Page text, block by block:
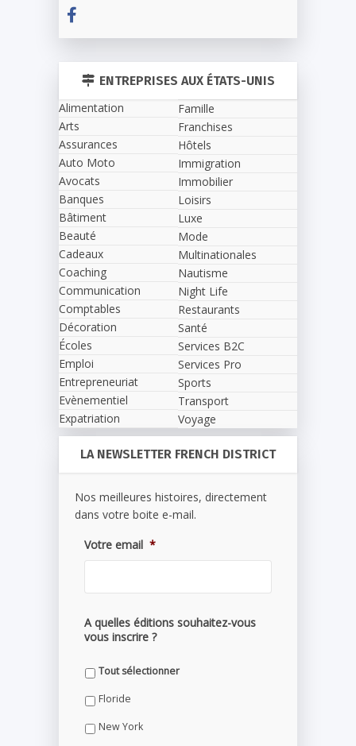
ENTREPRISES AUX ÉTATS-UNIS
Alimentation
Arts
Assurances
Auto Moto
Avocats
Banques
Bâtiment
Beauté
Cadeaux
Coaching
Communication
Comptables
Décoration
Écoles
Emploi
Entrepreneuriat
Evènementiel
Expatriation
Famille
Franchises
Hôtels
Immigration
Immobilier
Loisirs
Luxe
Mode
Multinationales
Nautisme
Night Life
Restaurants
Santé
Services B2C
Services Pro
Sports
Transport
Voyage
LA NEWSLETTER FRENCH DISTRICT
Nos meilleures histoires, directement
dans votre boite e-mail.
Votre email *
A quelles éditions souhaitez-vous
vous inscrire ?
Tout sélectionner
Floride
New York